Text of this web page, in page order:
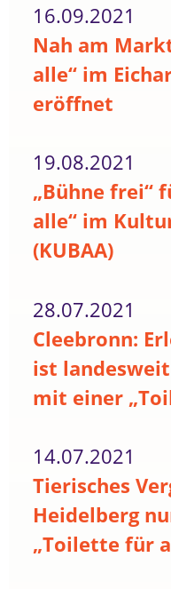
16.09.2021
Nah am
alle“ im
eröffnet
19.08.2021
„Bühne frei“
alle“ im
(KUBAA)
28.07.2021
Cleebronn:
ist
mit einer
14.07.2021
Tierisches
Heidelberg
„Toilette für